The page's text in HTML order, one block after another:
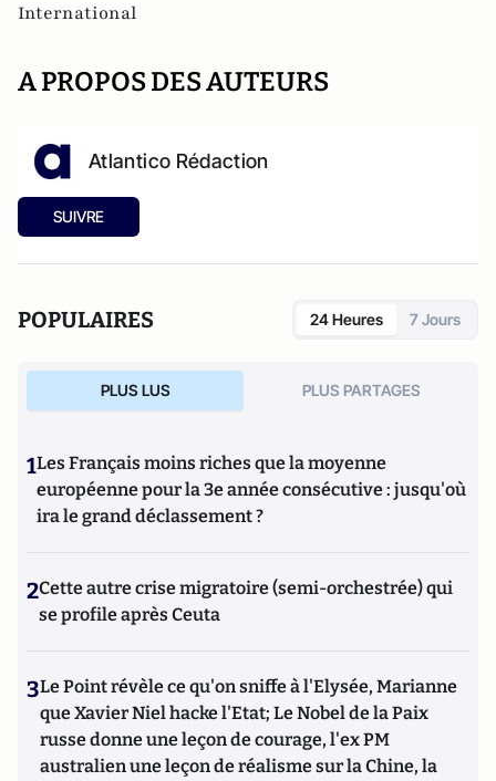
International
A PROPOS DES AUTEURS
Atlantico Rédaction
SUIVRE
POPULAIRES 24 Heures 7 Jours
PLUS LUS PLUS PARTAGES
1Les Français moins riches que la moyenne
européenne pour la 3e année consécutive : jusqu'où
ira le grand déclassement ?
2Cette autre crise migratoire (semi-orchestrée) qui
se profile après Ceuta
3Le Point révèle ce qu'on sniffe à l'Elysée, Marianne
que Xavier Niel hacke l'Etat; Le Nobel de la Paix
russe donne une leçon de courage, l'ex PM
australien une leçon de réalisme sur la Chine, la